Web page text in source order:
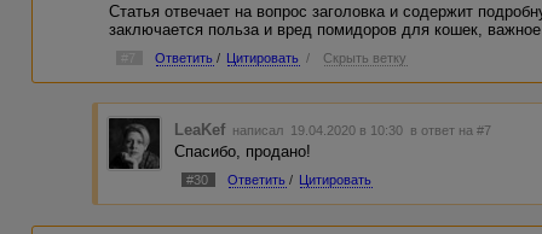
Статья отвечает на вопрос заголовка и содержит
заключается польза и вред помидоров для кошек,
Ответить / Цитировать / Скрыть ветку
LeaKef написал 19.04.2020 в 10:30 в ответ на #7
Спасибо, продано!
#30 Ответить / Цитировать